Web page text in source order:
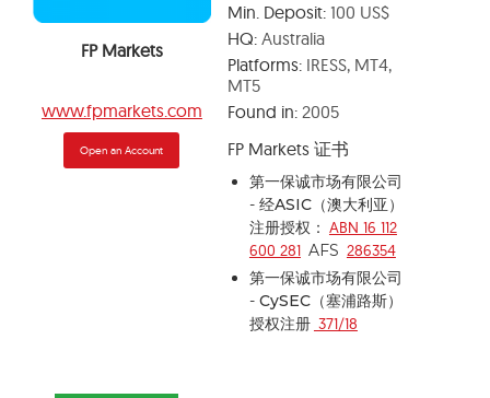
联系我们
开设一个免费账户
FP Markets
www.fpmarkets.com
Open an Account
Min. Deposit:100 US$
HQ:Australia
Platforms:IRESS, MT4,
MT5
Found in:2005
FP Markets 证书
第一保诚市场有限公司
- 经ASIC（澳大利亚）
注册授权： ABN 16 112
600 281 AFS 286354
第一保诚市场有限公司
-CySEC（塞浦路斯）
授权注册 371/18